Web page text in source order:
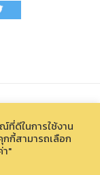
รมหาชน)
ที่ดีในการใช้งาน
กี้สามารถเลือก
"